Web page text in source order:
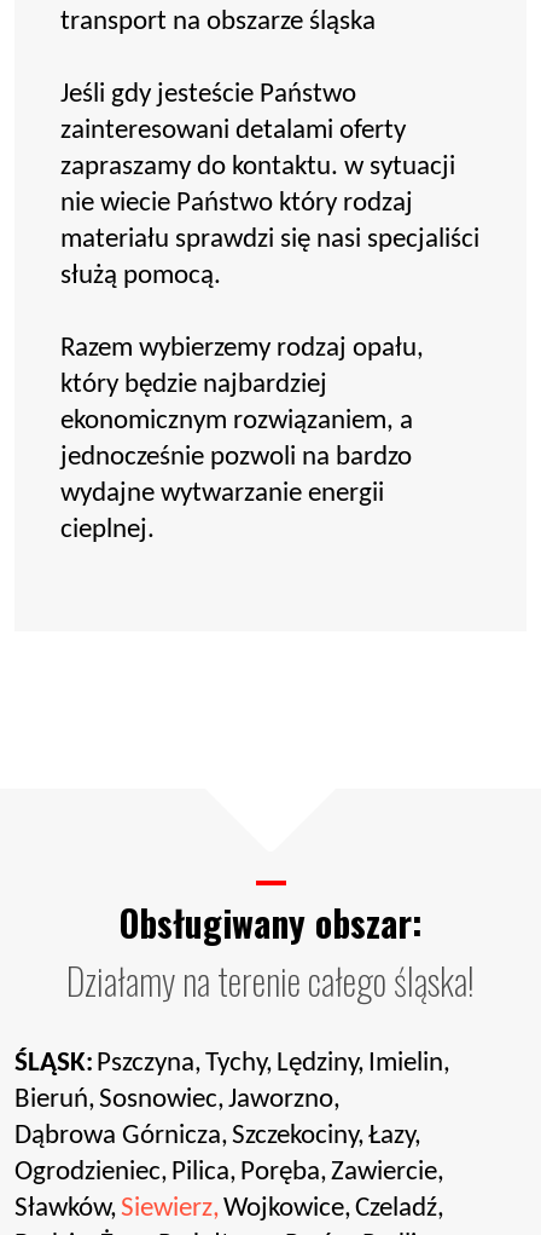
transport na obszarze śląska
Jeśli gdy jesteście Państwo
zainteresowani detalami oferty
zapraszamy do kontaktu. w sytuacji
nie wiecie Państwo który rodzaj
materiału sprawdzi się nasi specjaliści
służą pomocą.
Razem wybierzemy rodzaj opału,
który będzie najbardziej
ekonomicznym rozwiązaniem, a
jednocześnie pozwoli na bardzo
wydajne wytwarzanie energii
cieplnej.
Obsługiwany obszar:
Działamy na terenie całego śląska!
ŚLĄSK: Pszczyna,Tychy, Lędziny, Imielin,
Bieruń,Sosnowiec,Jaworzno,
Dąbrowa Górnicza,Szczekociny,Łazy,
Ogrodzieniec, Pilica, Poręba,Zawiercie,
Sławków,Siewierz,Wojkowice,Czeladź,